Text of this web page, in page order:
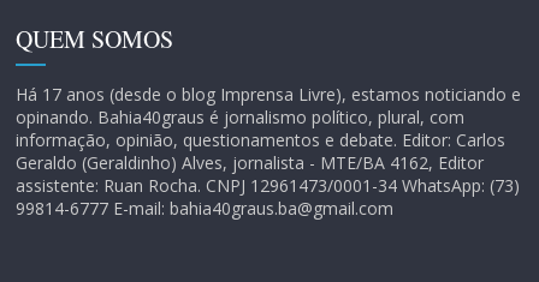
QUEM SOMOS
Há 17 anos (desde o blog Imprensa Livre), estamos noticiando e
opinando. Bahia40graus é jornalismo político, plural, com
informação, opinião, questionamentos e debate. Editor: Carlos
Geraldo (Geraldinho) Alves, jornalista - MTE/BA 4162, Editor
assistente: Ruan Rocha. CNPJ 12961473/0001-34 WhatsApp: (73)
99814-6777 E-mail: bahia40graus.ba@gmail.com